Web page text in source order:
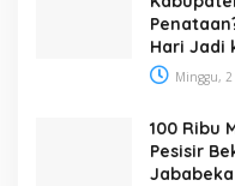
Hari Jadi
Minggu, 2
100 Ribu
Pesisir